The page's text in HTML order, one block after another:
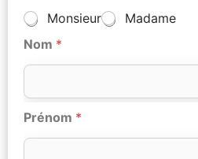
Monsieur
Madame
Nom *
Prénom *